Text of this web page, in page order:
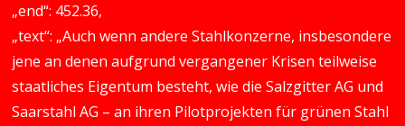
„end“: 452.36,
„text“: „Auch wenn andere Stahlkonzerne, insbesondere
jene an denen aufgrund vergangener Krisen teilweise
staatliches Eigentum besteht, wie die Salzgitter AG und
Saarstahl AG – an ihren Pilotprojekten für grünen Stahl